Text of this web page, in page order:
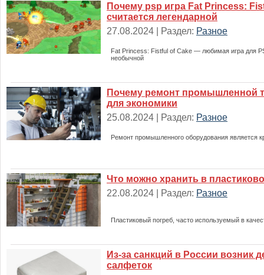
Почему psp игра Fat Princess:
считается легендарной
27.08.2024 | Раздел: Разное
Fat Princess: Fistful of Cake — любимая игра для
необычной
Почему ремонт промышленной
для экономики
25.08.2024 | Раздел: Разное
Ремонт промышленного оборудования является
Что можно хранить в
22.08.2024 | Раздел: Разное
Пластиковый погреб, часто используемый в
Из-за санкций в России возник
салфеток